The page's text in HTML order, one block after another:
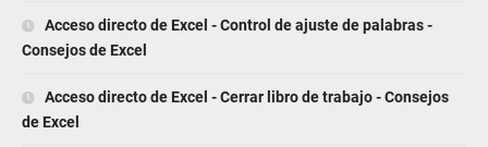
Acceso directo de Excel - Control de ajuste de palabras -
Consejos de Excel
Acceso directo de Excel - Cerrar libro de trabajo - Consejos
de Excel